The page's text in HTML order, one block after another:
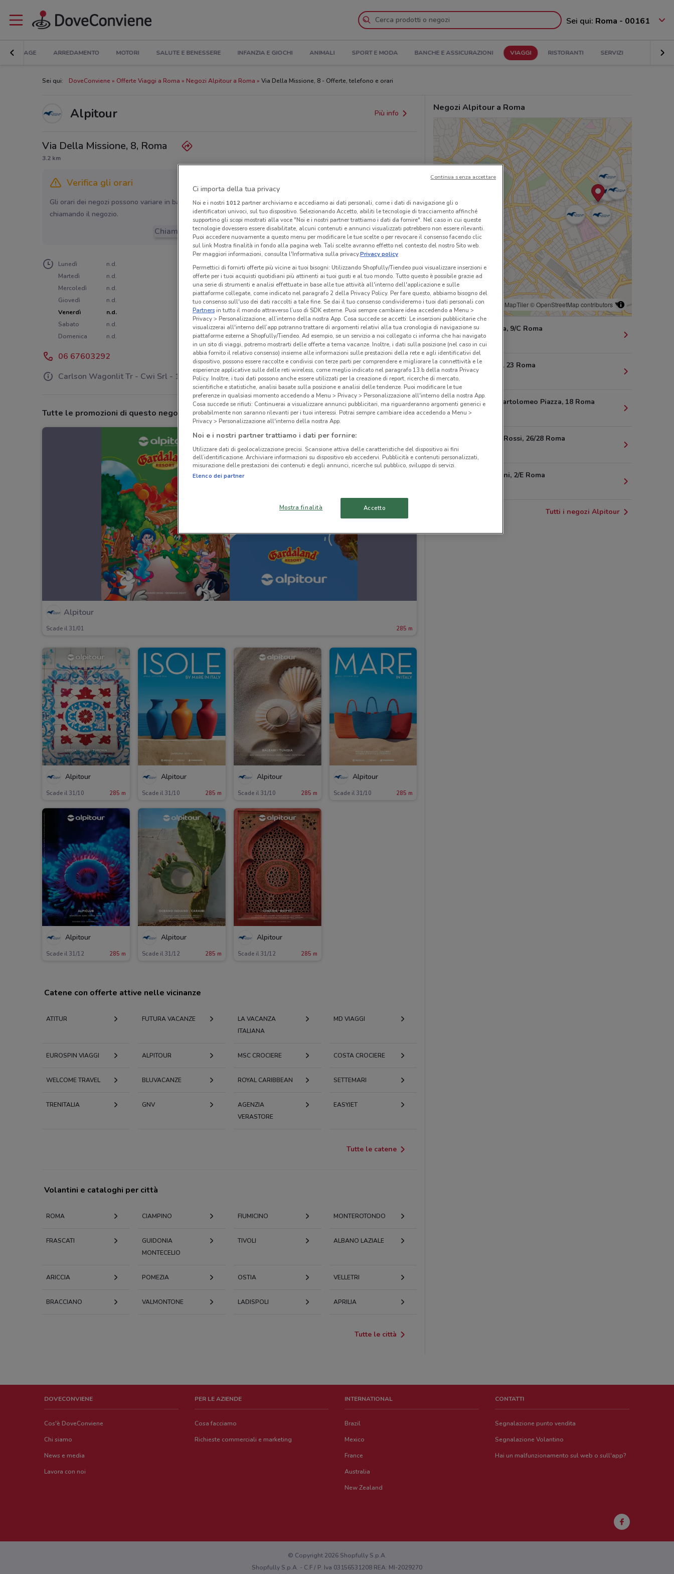
Sei qui: Roma - 00161
BRICOLAGE ARREDAMENTO MOTORI SALUTE E BENESSERE INFANZIA E GIOCHI ANIMALI SPORT E MODA BANCHE E ASSICURAZIONI VIAGGI RISTORANTI SERVIZI
Sei qui: DoveConviene Offerte Viaggi a Roma Negozi Alpitour a Roma Via Della Missione, 8 - Offerte, telefono e orari
Alpitour Più info
Via Della Missione, 8, Roma
3.2 km
Verifica gli orari
Gli orari dei negozi possono variare in base agli ultimi provvedimenti regionali o nazionali. Verifica l’accuratezza
chiamando il negozio.
Chiama il negozio
Lunedì
n.d.
Martedì
n.d.
Mercoledì
n.d.
Giovedì
n.d.
Venerdì
n.d.
Sabato
n.d.
Domenica
n.d.
06 67603292
Carlson Wagonlit Tr - Cwi Srl - 1 Piano
Tutte le promozioni di questo negozio
Alpitour
Scade il 31/01 285 m
Alpitour
Scade il 31/10 285 m
Alpitour
Scade il 31/10 285 m
Alpitour
Scade il 31/10 285 m
Alpitour
Scade il 31/10 285 m
Alpitour
Scade il 31/12 285 m
Alpitour
Scade il 31/12 285 m
Alpitour
Scade il 31/12 285 m
Negozi Alpitour a Roma
© MapTiler© OpenStreetMap contributors
Via Ravenna, 9/C Roma
285 m
Via Imperia, 23 Roma
Via Carlo Bartolomeo Piazza, 18 Roma
447 m
Via G.B. De Rossi, 26/28 Roma
Via Morgagni, 2/E Roma
Tutti i negozi Alpitour
Catene con offerte attive nelle vicinanze
ATITUR FUTURA VACANZE
LA VACANZA
ITALIANA
MD VIAGGI
EUROSPIN VIAGGI ALPITOUR MSC CROCIERE COSTA CROCIERE
WELCOME TRAVEL BLUVACANZE ROYAL CARIBBEAN SETTEMARI
TRENITALIA GNV
AGENZIA
VERASTORE
EASYJET
Tutte le catene
Volantini e cataloghi per città
ROMA CIAMPINO FIUMICINO MONTEROTONDO
FRASCATI
GUIDONIA
MONTECELIO
TIVOLI ALBANO LAZIALE
ARICCIA POMEZIA OSTIA VELLETRI
BRACCIANO VALMONTONE LADISPOLI APRILIA
Tutte le città
DOVECONVIENE
Cos'è DoveConviene
Chi siamo
News e media
Lavora con noi
PER LE AZIENDE
Cosa facciamo
Richieste commerciali e marketing
INTERNATIONAL
Brazil
Mexico
France
Australia
New Zealand
CONTATTI
Segnalazione punto vendita
Segnalazione Volantino
Hai un malfunzionamento sul web o sull'app?
© Copyright 2026 Shopfully S.p.A.
Shopfully S.p.A. - C.F / P. Iva 03156531208 REA: MI-2029270
Ci importa della tua privacy
Noi e i nostri 1012partner archiviamo e accediamo ai dati personali, come i dati di navigazione gli o
identificatori univoci, sul tuo dispositivo. Selezionando Accetto, abiliti le tecnologie di tracciamento affinché
supportino gli scopi mostrati alla voce "Noi e i nostri partner trattiamo i dati da fornire". Nel caso in cui queste
tecnologie dovessero essere disabilitate, alcuni contenuti e annunci visualizzati potrebbero non essere rilevanti.
Puoi accedere nuovamente a questo menu per modificare le tue scelte o per revocare il consenso facendo clic
sul link Mostra finalità in fondo alla pagina web. Tali scelte avranno effetto nel contesto del nostro Sito web.
Per maggiori informazioni, consulta l'Informativa sulla privacy.Privacy policy
Permettici di fornirti offerte più vicine ai tuoi bisogni: Utilizzando Shopfully/Tiendeo puoi visualizzare inserzioni e
offerte per i tuoi acquisti quotidiani più attinenti ai tuoi gusti e al tuo mondo. Tutto questo è possibile grazie ad
una serie di strumenti e analisi effettuate in base alle tue attività all'interno dell'applicazione e sulle
piattaforme collegate, come indicato nel paragrafo 2 della Privacy Policy. Per fare questo, abbiamo bisogno del
tuo consenso sull'uso dei dati raccolti a tale fine. Se dai il tuo consenso condivideremo i tuoi dati personali con
Partnersin tutto il mondo attraverso l’uso di SDK esterne. Puoi sempre cambiare idea accedendo a Menu >
Privacy > Personalizzazione, all’interno della nostra App. Cosa succede se accetti: Le inserzioni pubblicitarie che
visualizzerai all'interno dell’app potranno trattare di argomenti relativi alla tua cronologia di navigazione su
piattaforme esterne a Shopfully/Tiendeo. Ad esempio, se un servizio a noi collegato ci informa che hai navigato
in un sito di viaggi, potremo mostrarti delle offerte a tema vacanze. Inoltre, i dati sulla posizione (nel caso in cui
abbia fornito il relativo consenso) insieme alle informazioni sulle prestazioni della rete e agli identificativi del
dispositivo, possono essere raccolte e condivisi con terze parti per comprendere e migliorare la connettività e le
esperienze applicative sulle delle reti wireless, come meglio indicato nel paragrafo 13.b della nostra Privacy
Policy. Inoltre, i tuoi dati possono anche essere utilizzati per la creazione di report, ricerche di mercato,
scientifiche e statistiche, analisi basate sulla posizione e analisi delle tendenze. Puoi modificare le tue
preferenze in qualsiasi momento accedendo a Menu > Privacy > Personalizzazione all'interno della nostra App.
Cosa succede se rifiuti: Continuerai a visualizzare annunci pubblicitari, ma riguarderanno argomenti generici e
probabilmente non saranno rilevanti per i tuoi interessi. Potrai sempre cambiare idea accedendo a Menu >
Privacy > Personalizzazione all'interno della nostra App.
Noi e i nostri partner trattiamo i dati per fornire:
Utilizzare dati di geolocalizzazione precisi. Scansione attiva delle caratteristiche del dispositivo ai fini
dell’identificazione. Archiviare informazioni su dispositivo e/o accedervi. Pubblicità e contenuti personalizzati,
misurazione delle prestazioni dei contenuti e degli annunci, ricerche sul pubblico, sviluppo di servizi.
Elenco dei partner
Mostra finalità Accetto
Continua senza accettare